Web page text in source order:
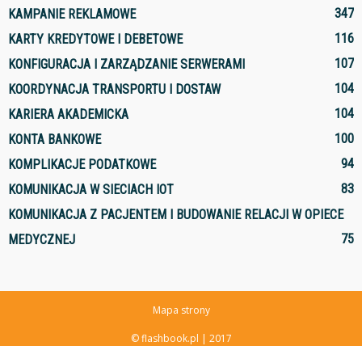
KAMPANIE REKLAMOWE
347
KARTY KREDYTOWE I DEBETOWE
116
KONFIGURACJA I ZARZĄDZANIE SERWERAMI
107
KOORDYNACJA TRANSPORTU I DOSTAW
104
KARIERA AKADEMICKA
104
KONTA BANKOWE
100
KOMPLIKACJE PODATKOWE
94
KOMUNIKACJA W SIECIACH IOT
83
KOMUNIKACJA Z PACJENTEM I BUDOWANIE RELACJI W OPIECE
MEDYCZNEJ
75
Mapa strony
© flashbook.pl | 2017